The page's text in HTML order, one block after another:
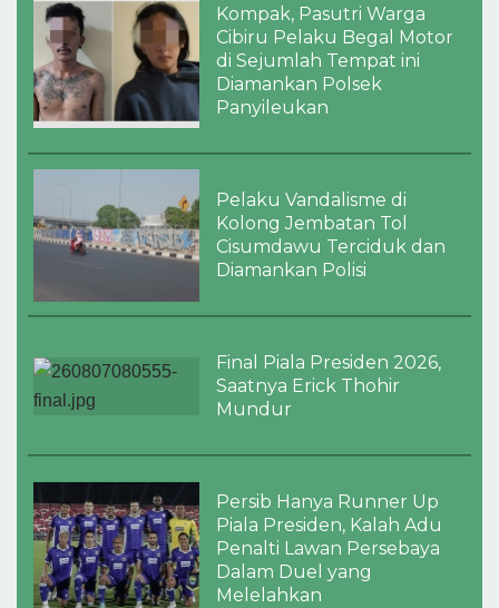
Kompak, Pasutri Warga
Cibiru Pelaku Begal Motor
di Sejumlah Tempat ini
Diamankan Polsek
Panyileukan
Pelaku Vandalisme di
Kolong Jembatan Tol
Cisumdawu Terciduk dan
Diamankan Polisi
Final Piala Presiden 2026,
Saatnya Erick Thohir
Mundur
Persib Hanya Runner Up
Piala Presiden, Kalah Adu
Penalti Lawan Persebaya
Dalam Duel yang
Melelahkan